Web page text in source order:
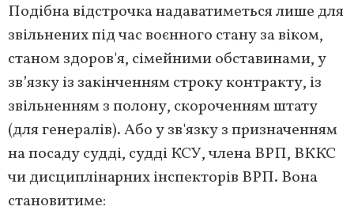
Подібна відстрочка надаватиметься лише для
звільнених під час воєнного стану за віком,
станом здоров'я, сімейними обставинами, у
зв’язку із закінченням строку контракту, із
звільненням з полону, скороченням штату
(для генералів). Або у зв'язку з призначенням
на посаду судді, судді КСУ, члена ВРП, ВККС
чи дисциплінарних інспекторів ВРП. Вона
становитиме: